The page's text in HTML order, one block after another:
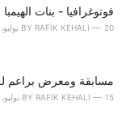
o
r
:
فوتوغرافيا - بنات
BY RAFIK KEHALI 20 يوليو، 2026
مسابقة ومعرض براعم
BY RAFIK KEHALI 15 يوليو، 2026